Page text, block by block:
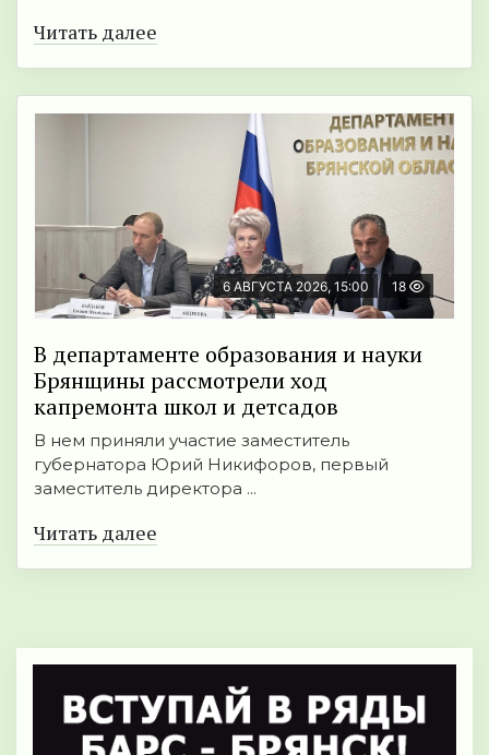
Читать далее
6 АВГУСТА 2026, 15:00 18
В департаменте образования и науки
Брянщины рассмотрели ход
капремонта школ и детсадов
В нем приняли участие заместитель
губернатора Юрий Никифоров, первый
заместитель директора ...
Читать далее